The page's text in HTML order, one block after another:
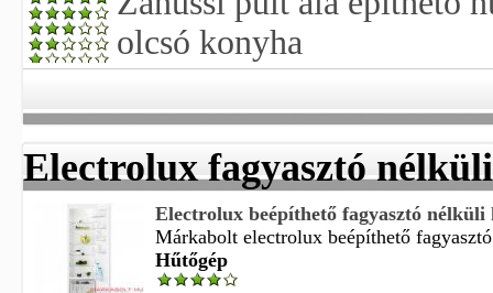
olcsó konyha
Electrolux fagyasztó
Electrolux beépíthető fagyasztó nélküli
Márkabolt electrolux beépíthető
Hűtőgép